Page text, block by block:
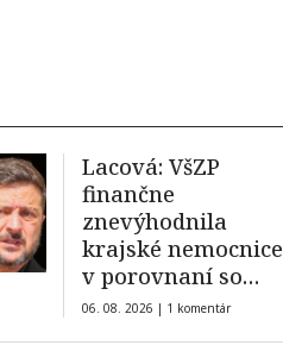
Lacová: VšZP
finančne
znevýhodnila
krajské nemocnice
v porovnaní so
súkromnými
06. 08. 2026 | 1 komentár